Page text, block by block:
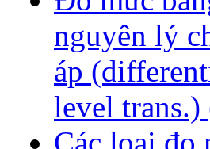
nguyên lý
áp
level trans.)